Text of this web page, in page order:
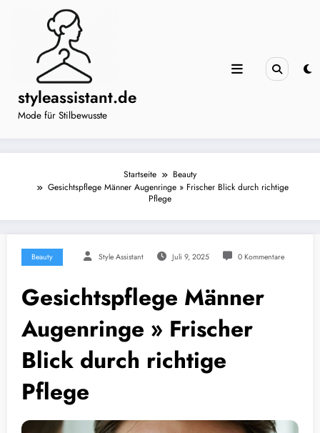
styleassistant.de
Mode für Stilbewusste
Startseite
Beauty
Gesichtspflege Männer Augenringe » Frischer Blick durch richtige
Pflege
Beauty Style Assistant Juli 9, 2025 0 Kommentare
Gesichtspflege Männer
Augenringe » Frischer
Blick durch richtige
Pflege